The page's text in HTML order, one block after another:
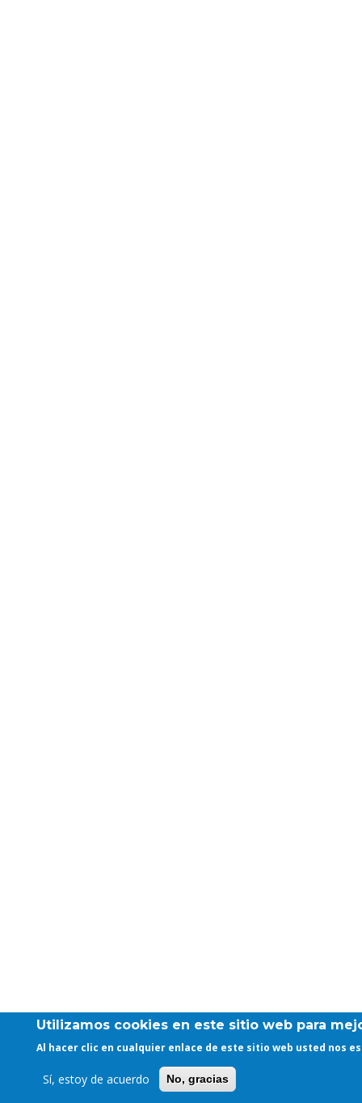
Utilizamos cookies en este sitio web para
Al hacer clic en cualquier enlace de este sitio web usted nos
Sí, estoy de acuerdo No, gracias